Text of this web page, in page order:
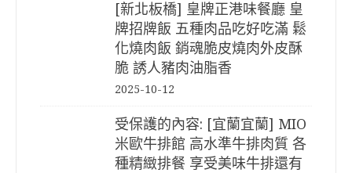
[新北板橋] 皇牌正港味餐廳 皇
牌招牌飯 五種肉品吃好吃滿 鬆
化燒肉飯 銷魂脆皮燒肉外皮酥
脆 誘人豬肉油脂香
2025-10-12
受保護的內容: [宜蘭宜蘭] MIO
米歐牛排館 高水準牛排肉質 各
種精緻排餐 享受美味牛排還有